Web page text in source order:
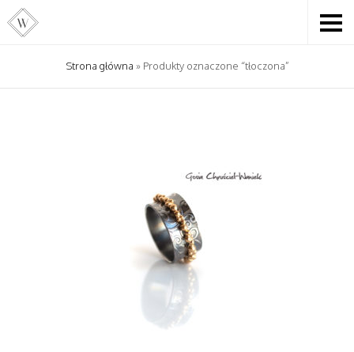
Strona główna » Produkty oznaczone “tłoczona”